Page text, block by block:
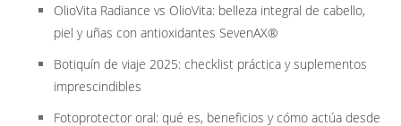
OlioVita Radiance vs OlioVita: belleza integral de cabello,
piel y uñas con antioxidantes SevenAX®
Botiquín de viaje 2025: checklist práctica y suplementos
imprescindibles
Fotoprotector oral: qué es, beneficios y cómo actúa desde